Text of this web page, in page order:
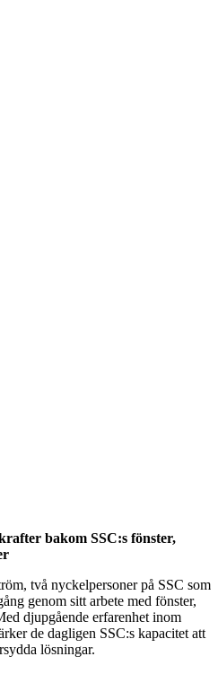
bakom SSC:s fönster,
två nyckelpersoner på SSC som
genom sitt arbete med fönster,
djupgående erfarenhet inom
de dagligen SSC:s kapacitet att
lösningar.